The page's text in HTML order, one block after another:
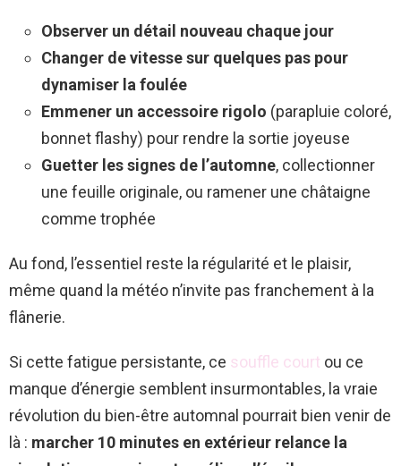
Observer un détail nouveau chaque jour
Changer de vitesse sur quelques pas pour
dynamiser la foulée
Emmener un accessoire rigolo (parapluie coloré,
bonnet flashy) pour rendre la sortie joyeuse
Guetter les signes de l’automne, collectionner
une feuille originale, ou ramener une châtaigne
comme trophée
Au fond, l’essentiel reste la régularité et le plaisir,
même quand la météo n’invite pas franchement à la
flânerie.
Si cette fatigue persistante, ce souffle court ou ce
manque d’énergie semblent insurmontables, la vraie
révolution du bien-être automnal pourrait bien venir de
là : marcher 10 minutes en extérieur relance la